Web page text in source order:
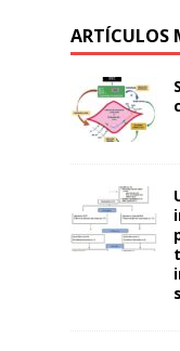
ARTÍCULOS